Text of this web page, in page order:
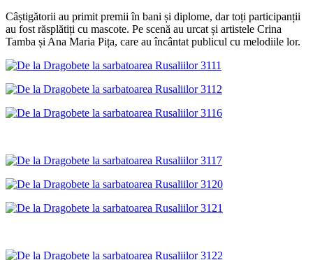
Câștigătorii au primit premii în bani și diplome, dar toți participanții
au fost răsplătiți cu mascote. Pe scenă au urcat și artistele Crina
Tamba și Ana Maria Pița, care au încântat publicul cu melodiile lor.